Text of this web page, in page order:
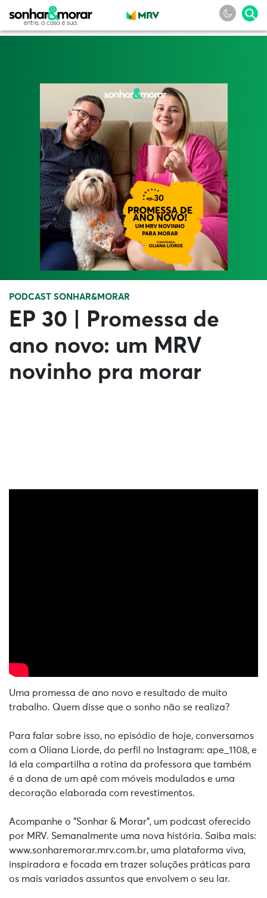
PODCAST SONHAR&MORAR
EP 30 | Promessa de
ano novo: um MRV
novinho pra morar
Uma promessa de ano novo e resultado de muito
trabalho. Quem disse que o sonho não se realiza?
Para falar sobre isso, no episódio de hoje, conversamos
com a Oliana Liorde, do perfil no Instagram: ape_1108, e
lá ela compartilha a rotina da professora que também
é a dona de um apê com móveis modulados e uma
decoração elaborada com revestimentos.
Acompanhe o "Sonhar & Morar", um podcast oferecido
por MRV. Semanalmente uma nova história. Saiba mais:
www.sonharemorar.mrv.com.br, uma plataforma viva,
inspiradora e focada em trazer soluções práticas para
os mais variados assuntos que envolvem o seu lar.